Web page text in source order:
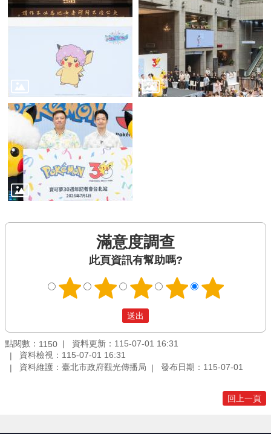
滿意度調查
此頁資訊有幫助嗎?
點閱數： 1150
資料更新：115-07-01 16:31
資料檢視：115-07-01 16:31
資料維護：臺北市政府觀光傳播局
發布日期：115-07-01
回上一頁